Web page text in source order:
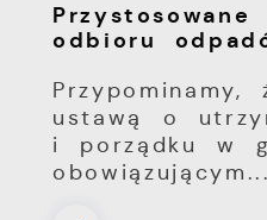
odbioru
ustawą o
i porządku w
obowiązującym...